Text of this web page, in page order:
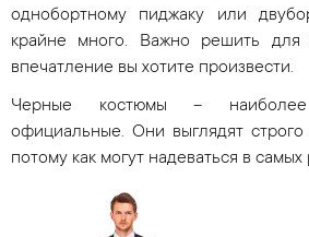
однобортному пиджаку или
крайне много. Важно решить для
впечатление вы хотите произвести.
Черные костюмы –
официальные. Они выглядят
потому как могут надеваться в самых